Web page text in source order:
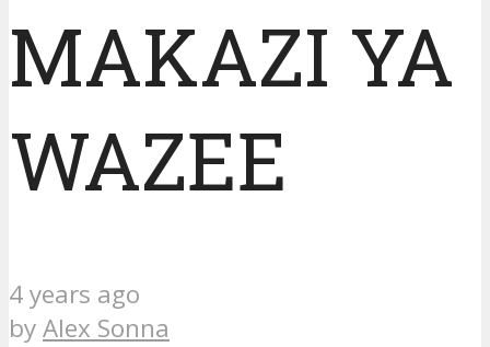
MAKAZI YA
WAZEE
4 years ago
byAlex Sonna